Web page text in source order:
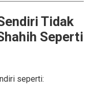
Tidak
Seperti
seperti: